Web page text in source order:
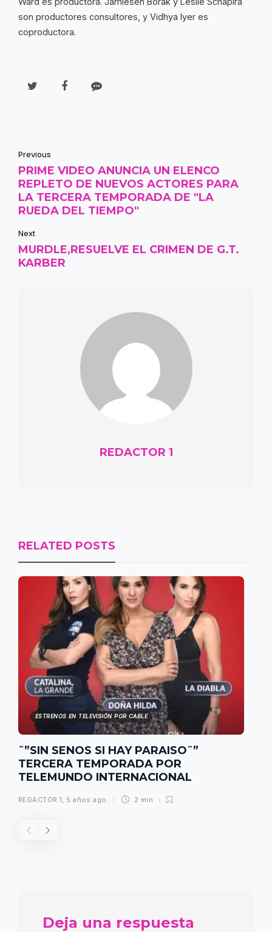
son productores consultores, y Vidhya Iyer es
coproductora.
Previous
PRIME VIDEO ANUNCIA UN ELENCO
REPLETO DE NUEVOS ACTORES PARA
LA TERCERA TEMPORADA DE "LA
RUEDA DEL TIEMPO"
Next
MURDLE,RESUELVE EL CRIMEN DE G.T.
KARBER
REDACTOR 1
RELATED POSTS
ESTRENOS EN TELEVISIÓN POR CABLE
¨”SIN SENOS SI HAY PARAISO¨”
TERCERA TEMPORADA POR
TELEMUNDO INTERNACIONAL
REDACTOR 1 5 años ago 2 min
Deja una respuesta